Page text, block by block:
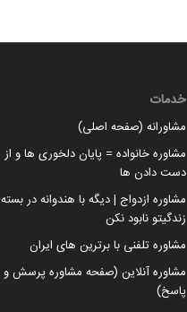
خدمات
مشاورانه (صفحه اصلی)
مشاوره خانواده = پایان دلخوری ها و از
دست دادن ها
مشاوره ازدواج | دیگه با هندوانه در بسته
زندگیتو نابود نکن
مشاوره تلفنی با برترین های ایران
مشاوره آنلاین (صفحه مشاوره پرسش و
پاسخ)